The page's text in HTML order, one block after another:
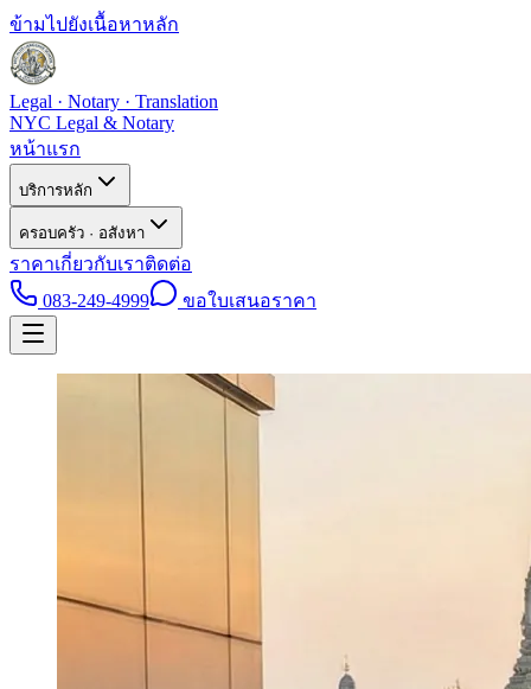
ข้ามไปยังเนื้อหาหลัก
Legal · Notary · Translation
NYC Legal & Notary
หน้าแรก
บริการหลัก
ครอบครัว · อสังหา
ราคาเกี่ยวกับเราติดต่อ
083-249-4999
ขอใบเสนอราคา